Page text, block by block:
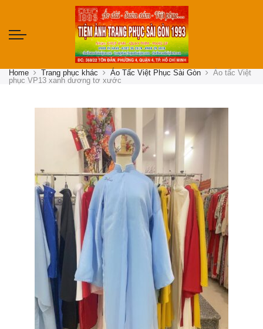
Home Trang phục khác Áo Tấc Việt Phục Sài Gòn
Áo tấc Việt
phục VP13 xanh dương tơ xước